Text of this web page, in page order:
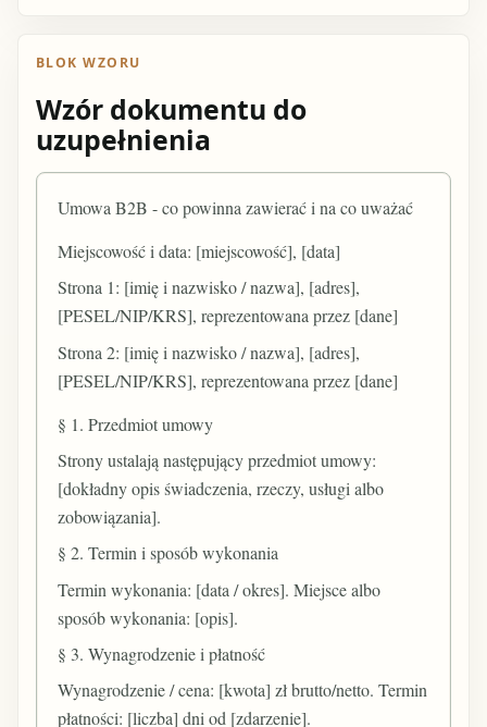
BLOK WZORU
Wzór dokumentu do
uzupełnienia
Umowa B2B - co powinna zawierać i na co uważać
Miejscowość i data: [miejscowość], [data]
Strona 1: [imię i nazwisko / nazwa], [adres],
[PESEL/NIP/KRS], reprezentowana przez [dane]
Strona 2: [imię i nazwisko / nazwa], [adres],
[PESEL/NIP/KRS], reprezentowana przez [dane]
§ 1. Przedmiot umowy
Strony ustalają następujący przedmiot umowy:
[dokładny opis świadczenia, rzeczy, usługi albo
zobowiązania].
§ 2. Termin i sposób wykonania
Termin wykonania: [data / okres]. Miejsce albo
sposób wykonania: [opis].
§ 3. Wynagrodzenie i płatność
Wynagrodzenie / cena: [kwota] zł brutto/netto. Termin
płatności: [liczba] dni od [zdarzenie].